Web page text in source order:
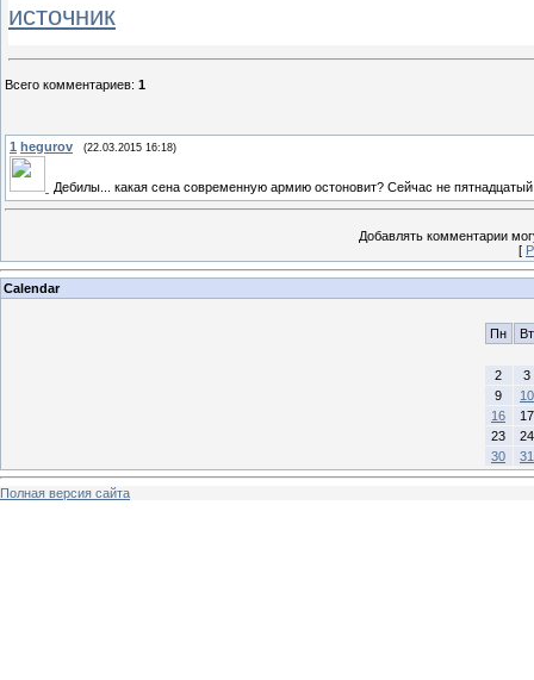
источник
Всего комментариев: 1
1 hegurov (22.03.2015 16:18)
Дебилы... какая сена современную армию остоновит? Сейчас не
Добавлять комментарии
[
Calendar
Пн Вт
2
3
9
10
16
17
23
24
30
31
Полная версия сайта